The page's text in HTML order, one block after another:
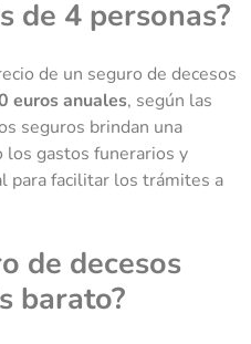
de 4 personas?
de un seguro de decesos
euros anuales, según las
seguros brindan una
los gastos funerarios y
para facilitar los trámites a
de decesos
barato?